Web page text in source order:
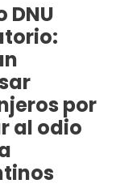
DNU
por
al odio